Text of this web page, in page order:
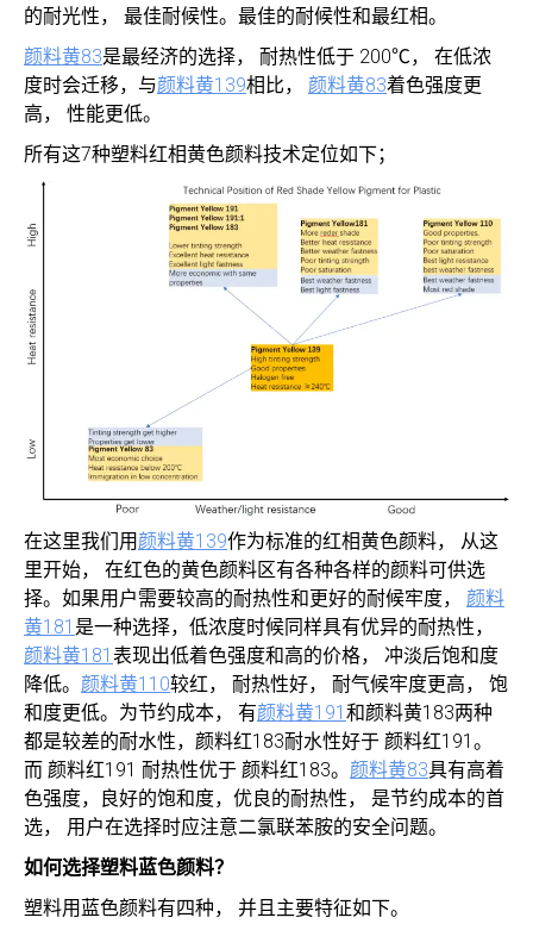
的耐光性， 最佳耐候性。最佳的耐候性和最红相。
颜料黄83是最经济的选择， 耐热性低于 200℃， 在低浓
度时会迁移，与颜料黄139相比， 颜料黄83着色强度更
高， 性能更低。
所有这7种塑料红相黄色颜料技术定位如下；
在这里我们用 颜料黄139作为标准的红相黄色颜料， 从这
里开始， 在红色的黄色颜料区有各种各样的颜料可供选
择。如果用户需要较高的耐热性和更好的耐候牢度， 颜料
黄181 是一种选择，低浓度时候同样具有优异的耐热性，
颜料黄181 表现出低着色强度和高的价格， 冲淡后饱和度
降低。 颜料黄110较红， 耐热性好， 耐气候牢度更高， 饱
和度更低。为节约成本， 有颜料黄191 和颜料黄183两种
都是较差的耐水性，颜料红183耐水性好于 颜料红191。
而 颜料红191 耐热性优于 颜料红183。 颜料黄83具有高着
色强度，良好的饱和度，优良的耐热性， 是节约成本的首
选， 用户在选择时应注意二氯联苯胺的安全问题。
如何选择塑料蓝色颜料？
塑料用蓝色颜料有四种， 并且主要特征如下。